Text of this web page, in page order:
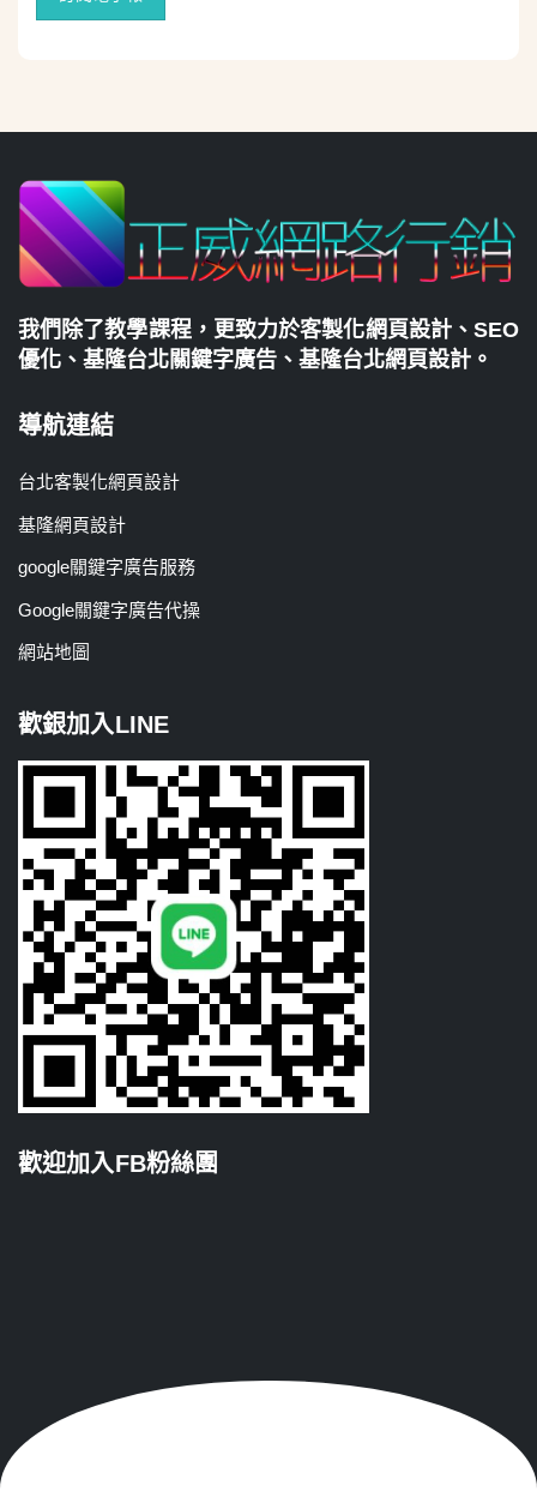
我們除了教學課程，更致力於客製化網頁設計、SEO
優化 、 基隆台北關鍵字廣告 、 基隆台北網頁設計 。
導航連結
台北客製化網頁設計
基隆網頁設計
google關鍵字廣告服務
Google關鍵字廣告代操
網站地圖
歡銀加入LINE
歡迎加入FB粉絲團